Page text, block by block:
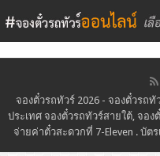
จองตั๋วรถทัวร์ 2026 - จองตั๋วรถ
ประเทศ จองตั๋วรถทัวร์สายใต้, จอ
จ่ายค่าตั๋วสะดวกที่ 7-Eleven . บัต